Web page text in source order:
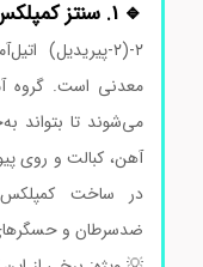
۲-(۲-پیریدیل)
معدنی است. گروه
می‌شوند تا بتواند
آهن، کبالت و روی
در ساخت کمپلکس‌های
ضدسرطان و حسگرهای